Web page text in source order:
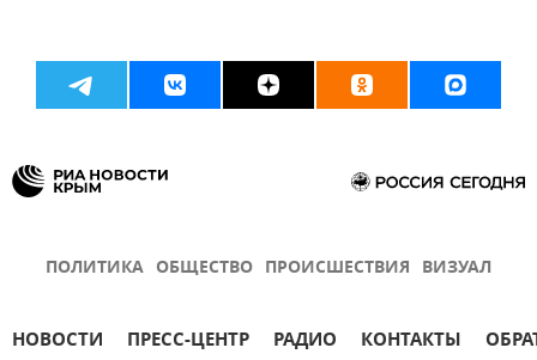
ПОЛИТИКА ОБЩЕСТВО ПРОИСШЕСТВИЯ ВИЗУАЛ
НОВОСТИ ПРЕСС-ЦЕНТР РАДИО КОНТАКТЫ